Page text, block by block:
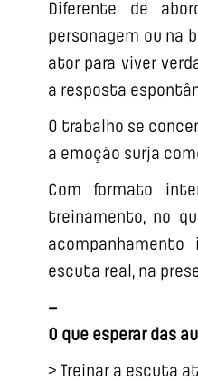
Diferente de
personagem ou na
ator para viver
a resposta
O trabalho se
a emoção surja
Com formato
treinamento, no
escuta real, na
–
O que esperar das
> Treinar a escuta